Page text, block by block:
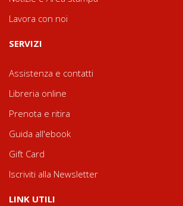
Lavora con noi
SERVIZI
Assistenza e contatti
Libreria online
Prenota e ritira
Guida all'ebook
Gift Card
Iscriviti alla Newsletter
LINK UTILI